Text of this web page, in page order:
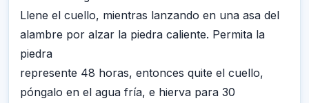
Llene el cuello, mientras lanzando en una asa del
alambre por alzar la piedra caliente. Permita la
piedra
represente 48 horas, entonces quite el cuello,
póngalo en el agua fría, e hierva para 30